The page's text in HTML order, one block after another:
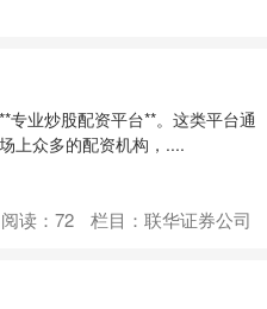
业炒股配资平台**。这类平台通
上众多的配资机构，....
阅读： 72 栏目： 联华证券公司